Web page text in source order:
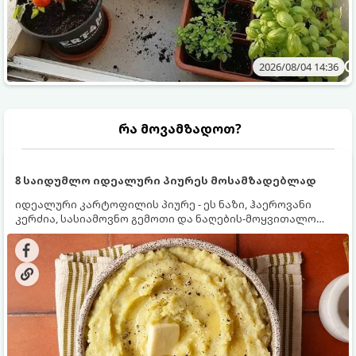
2026/08/04 14:36
რა მოვამზადოთ?
8 საიდუმლო იდეალური პიურეს მოსამზადებლად
იდეალური კარტოფილის პიურე - ეს ნაზი, ჰაეროვანი
კერძია, სასიამოვნო გემოთი და ნაღების-მოყვითალო
ფერით. მისი მომზადება ძალიან მარტივია, მაგრამ
არსებობს რამდენიმე საიდუმლო, რომლებიც უნდა
იცოდეთ, რომ პიურე იდეალურად გემრიელი გამოვიდეს.